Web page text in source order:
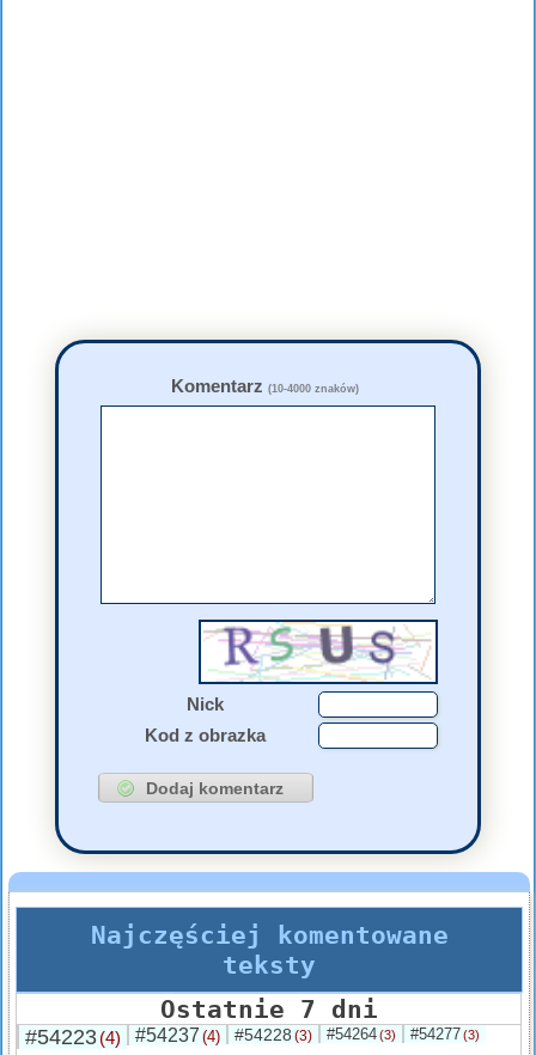
Komentarz (10-4000 znaków)
Nick
Kod z obrazka
Najczęściej komentowane
teksty
Ostatnie 7 dni
#54223(4) #54237 (4) #54228 (3) #54264(3) #54277(3)